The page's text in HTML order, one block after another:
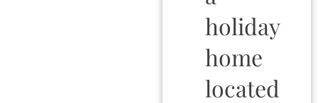
holiday
home
located